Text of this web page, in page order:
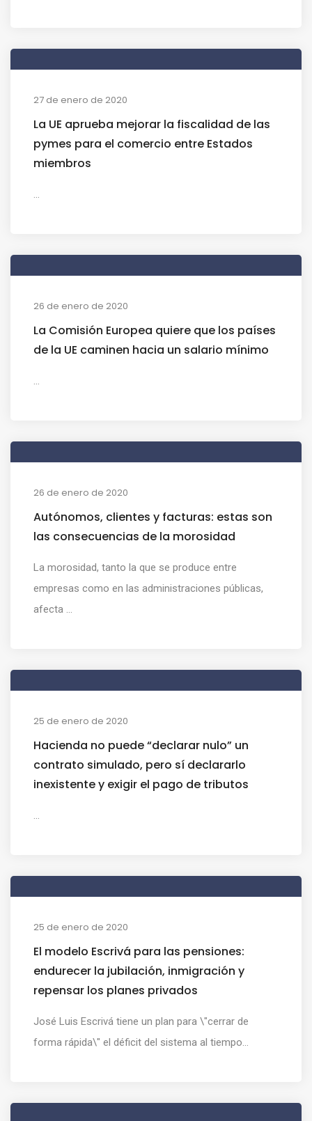
27 de enero de 2020
La UE aprueba mejorar la fiscalidad de las
pymes para el comercio entre Estados
miembros
...
26 de enero de 2020
La Comisión Europea quiere que los países
de la UE caminen hacia un salario mínimo
...
26 de enero de 2020
Autónomos, clientes y facturas: estas son
las consecuencias de la morosidad
La morosidad, tanto la que se produce entre
empresas como en las administraciones públicas,
afecta ...
25 de enero de 2020
Hacienda no puede “declarar nulo” un
contrato simulado, pero sí declararlo
inexistente y exigir el pago de tributos
...
25 de enero de 2020
El modelo Escrivá para las pensiones:
endurecer la jubilación, inmigración y
repensar los planes privados
José Luis Escrivá tiene un plan para \"cerrar de
forma rápida\" el déficit del sistema al tiempo...